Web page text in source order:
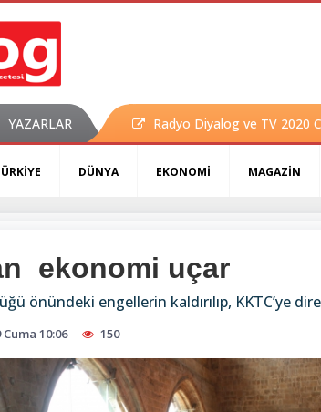
YAZARLAR Radyo Diyalog ve TV 2020
DÜNYA EKONOMİ MAGAZİN
ekonomi uçar
önündeki engellerin kaldırılıp, KKTC’ye
Cuma 10:06 150